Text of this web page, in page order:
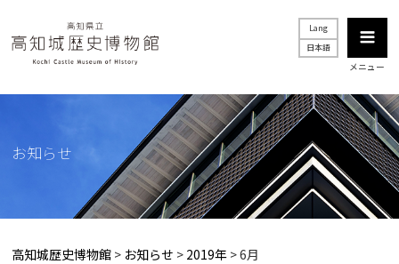
Lang
日本語
メニュー
お知らせ
高知城歴史博物館 > お知らせ > 2019年 >6月